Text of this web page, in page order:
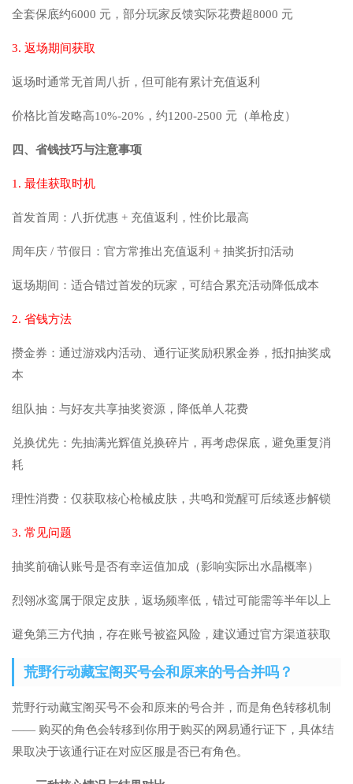
全套保底约6000 元，部分玩家反馈实际花费超8000 元
3. 返场期间获取
返场时通常无首周八折，但可能有累计充值返利
价格比首发略高10%-20%，约1200-2500 元（单枪皮）
四、省钱技巧与注意事项
1. 最佳获取时机
首发首周：八折优惠 + 充值返利，性价比最高
周年庆 / 节假日：官方常推出充值返利 + 抽奖折扣活动
返场期间：适合错过首发的玩家，可结合累充活动降低成本
2. 省钱方法
攒金券：通过游戏内活动、通行证奖励积累金券，抵扣抽奖成
本
组队抽：与好友共享抽奖资源，降低单人花费
兑换优先：先抽满光辉值兑换碎片，再考虑保底，避免重复消
耗
理性消费：仅获取核心枪械皮肤，共鸣和觉醒可后续逐步解锁
3. 常见问题
抽奖前确认账号是否有幸运值加成（影响实际出水晶概率）
烈翎冰鸾属于限定皮肤，返场频率低，错过可能需等半年以上
避免第三方代抽，存在账号被盗风险，建议通过官方渠道获取
荒野行动藏宝阁买号会和原来的号合并吗？
荒野行动藏宝阁买号不会和原来的号合并，而是角色转移机制
—— 购买的角色会转移到你用于购买的网易通行证下，具体结
果取决于该通行证在对应区服是否已有角色。